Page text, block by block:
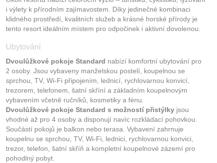
i výlety k přírodním zajímavostem. Díky jedinečné kombinaci
klidného prostředí, kvalitních služeb a krásné horské přírody je
tento resort ideálním místem pro odpočinek i aktivní dovolenou.
Ubytování
Dvoulůžkové pokoje Standard nabízí komfortní ubytování pro
2 osoby. Jsou vybaveny manželskou postelí, koupelnou se
sprchou, TV, Wi-Fi připojením, lednicí, rychlovarnou konvicí,
trezorem, telefonem, šatní skříní a základním koupelnovým
vybavením včetně ručníků, kosmetiky a fénu.
Dvoulůžkové pokoje Standard s možností přistýlky jsou
vhodné až pro 4 osoby a disponují navíc rozkládací pohovkou.
Součástí pokojů je balkon nebo terasa. Vybavení zahrnuje
koupelnu se sprchou, TV, Wi-Fi, lednici, rychlovarnou konvici,
trezor, telefon, šatní skříň a kompletní koupelnové zázemí pro
pohodlný pobyt.